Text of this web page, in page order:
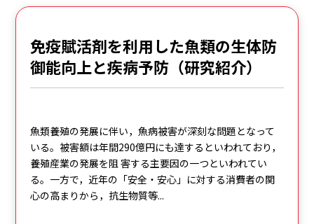
免疫賦活剤を利用した魚類の生体防
御能向上と疾病予防（研究紹介）
魚類養殖の発展に伴い，魚病被害が深刻な問題となって
いる。被害額は年間290億円にも達するといわれており，
養殖産業の発展を阻 害する主要因の一つといわれてい
る。一方で，近年の「安全・安心」に対する消費者の関
心の高まりから，抗生物質等...